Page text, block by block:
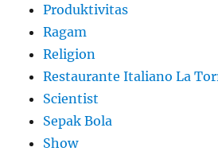
Produktivitas
Ragam
Religion
Restaurante Italiano La
Scientist
Sepak Bola
Show